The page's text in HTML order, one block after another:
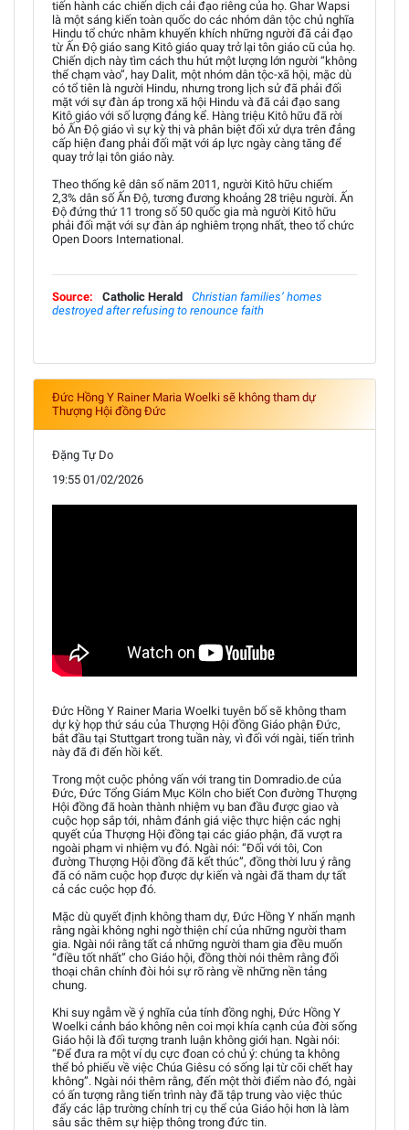
tiến hành các chiến dịch cải đạo riêng của họ. Ghar Wapsi
là một sáng kiến toàn quốc do các nhóm dân tộc chủ nghĩa
Hindu tổ chức nhằm khuyến khích những người đã cải đạo
từ Ấn Độ giáo sang Kitô giáo quay trở lại tôn giáo cũ của họ.
Chiến dịch này tìm cách thu hút một lượng lớn người “không
thể chạm vào”, hay Dalit, một nhóm dân tộc-xã hội, mặc dù
có tổ tiên là người Hindu, nhưng trong lịch sử đã phải đối
mặt với sự đàn áp trong xã hội Hindu và đã cải đạo sang
Kitô giáo với số lượng đáng kể. Hàng triệu Kitô hữu đã rời
bỏ Ấn Độ giáo vì sự kỳ thị và phân biệt đối xử dựa trên đẳng
cấp hiện đang phải đối mặt với áp lực ngày càng tăng để
quay trở lại tôn giáo này.
Theo thống kê dân số năm 2011, người Kitô hữu chiếm
2,3% dân số Ấn Độ, tương đương khoảng 28 triệu người. Ấn
Độ đứng thứ 11 trong số 50 quốc gia mà người Kitô hữu
phải đối mặt với sự đàn áp nghiêm trọng nhất, theo tổ chức
Open Doors International.
Source: Catholic Herald
Christian families’ homes
destroyed after refusing to renounce faith
Đức Hồng Y Rainer Maria Woelki sẽ không tham dự
Thượng Hội đồng Đức
Đặng Tự Do
19:55 01/02/2026
Đức Hồng Y Rainer Maria Woelki tuyên bố sẽ không tham
dự kỳ họp thứ sáu của Thượng Hội đồng Giáo phận Đức,
bắt đầu tại Stuttgart trong tuần này, vì đối với ngài, tiến trình
này đã đi đến hồi kết.
Trong một cuộc phỏng vấn với trang tin Domradio.de của
Đức, Đức Tổng Giám Mục Köln cho biết Con đường Thượng
Hội đồng đã hoàn thành nhiệm vụ ban đầu được giao và
cuộc họp sắp tới, nhằm đánh giá việc thực hiện các nghị
quyết của Thượng Hội đồng tại các giáo phận, đã vượt ra
ngoài phạm vi nhiệm vụ đó. Ngài nói: “Đối với tôi, Con
đường Thượng Hội đồng đã kết thúc”, đồng thời lưu ý rằng
đã có năm cuộc họp được dự kiến và ngài đã tham dự tất
cả các cuộc họp đó.
Mặc dù quyết định không tham dự, Đức Hồng Y nhấn mạnh
rằng ngài không nghi ngờ thiện chí của những người tham
gia. Ngài nói rằng tất cả những người tham gia đều muốn
“điều tốt nhất” cho Giáo hội, đồng thời nói thêm rằng đối
thoại chân chính đòi hỏi sự rõ ràng về những nền tảng
chung.
Khi suy ngẫm về ý nghĩa của tính đồng nghị, Đức Hồng Y
Woelki cảnh báo không nên coi mọi khía cạnh của đời sống
Giáo hội là đối tượng tranh luận không giới hạn. Ngài nói:
“Để đưa ra một ví dụ cực đoan có chủ ý: chúng ta không
thể bỏ phiếu về việc Chúa Giêsu có sống lại từ cõi chết hay
không”. Ngài nói thêm rằng, đến một thời điểm nào đó, ngài
có ấn tượng rằng tiến trình này đã tập trung vào việc thúc
đẩy các lập trường chính trị cụ thể của Giáo hội hơn là làm
sâu sắc thêm sự hiệp thông trong đức tin.